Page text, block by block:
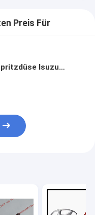
Preis Für
Isuzu